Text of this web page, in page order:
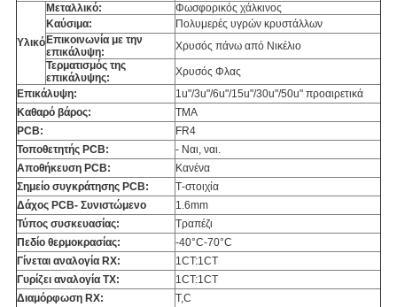
Υλικό
Μεταλλικό:
Φωσφορικός χάλκινος
Καύσιμα:
Πολυμερές υγρών κρυστάλλων
Επικοινωνία με την
επικάλυψη:
Χρυσός πάνω από Νικέλιο
Τερματισμός της
επικάλυψης:
Χρυσός Φλας
Επικάλυψη:
1u"/3u"/6u"/15u"/30u"/50u" προαιρετικά
Καθαρό βάρος:
ΤΜΑ
PCB:
FR4
Τοποθετητής PCB:
- Ναι, ναι.
Αποθήκευση PCB:
Κανένα
Σημείο συγκράτησης PCB:
Τ-στοιχία
Δάχος PCB- Συνιστώμενο
1.6mm
Τύπος συσκευασίας:
Τραπέζι
Πεδίο θερμοκρασίας:
-40°C-70°C
Γίνεται αναλογία RX:
1CT:1CT
Γυρίζει αναλογία TX:
1CT:1CT
Διαμόρφωση RX:
T,C